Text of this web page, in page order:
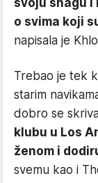
svoju snagu i
o svima koji
napisala je
Trebao je tek
starim
dobro se
klubu u Los
ženom i
svemu kao i